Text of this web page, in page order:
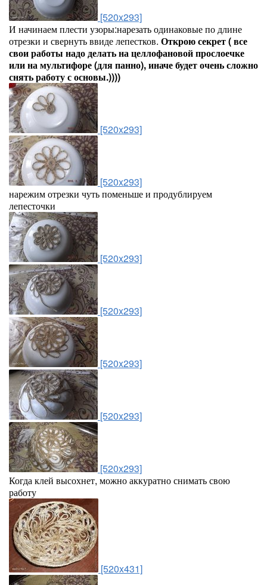
[520x293]
И начинаем плести узоры:нарезать одинаковые по длине
отрезки и свернуть ввиде лепестков. Открою секрет ( все
свои работы надо делать на целлофановой прослоечке
или на мультифоре (для панно), иначе будет очень сложно
снять работу с основы.))))
[520x293]
[520x293]
нарежим отрезки чуть поменьше и продублируем
лепесточки
[520x293]
[520x293]
[520x293]
[520x293]
[520x293]
Когда клей высохнет, можно аккуратно снимать свою
работу
[520x431]